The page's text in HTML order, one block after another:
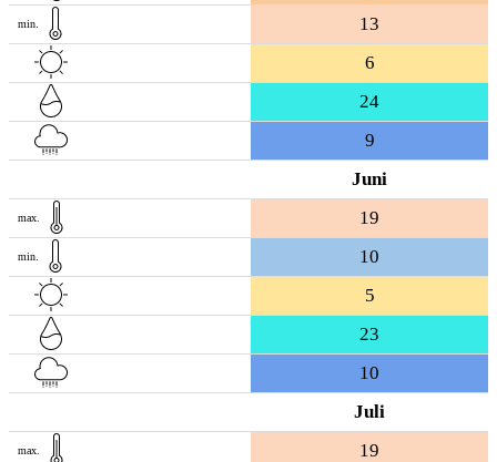
min.
13
6
24
9
Juni
max. 19
min.
10
5
23
10
Juli
max. 19